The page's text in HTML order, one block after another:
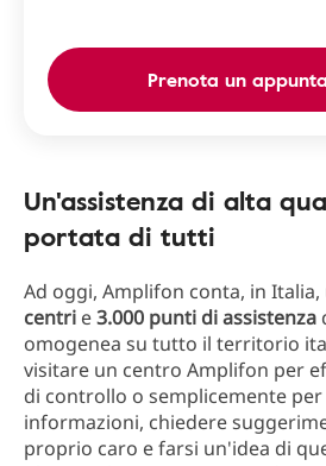
Prenota un
Un'assistenza di alta
portata di tutti
Ad oggi, Amplifon conta, in
centri e3.000 punti di assistenza
omogenea su tutto il territorio
visitare un centro Amplifon per
di controllo o semplicemente
informazioni, chiedere
proprio caro e farsi un'idea di